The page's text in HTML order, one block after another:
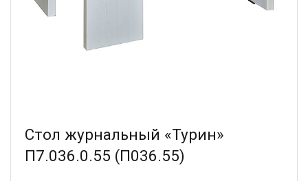
Стол журнальный «Турин»
П7.036.0.55 (П036.55)